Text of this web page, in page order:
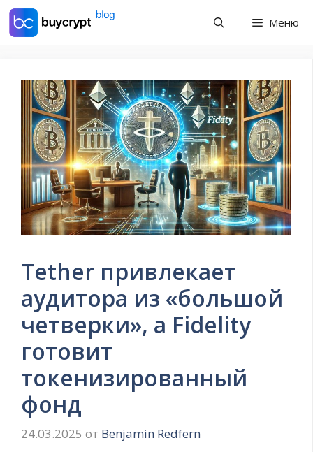
Перейти
Меню
Tether привлекает
аудитора из «большой
четверки», а Fidelity
готовит
токенизированный
фонд
24.03.2025 от Benjamin Redfern